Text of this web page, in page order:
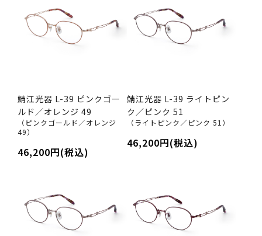
鯖江光器 L-39 ピンクゴー
ルド／オレンジ 49
（ピンクゴールド／オレンジ
49）
46,200円(税込)
鯖江光器 L-39 ライトピン
ク／ピンク 51
（ライトピンク／ピンク 51）
46,200円(税込)